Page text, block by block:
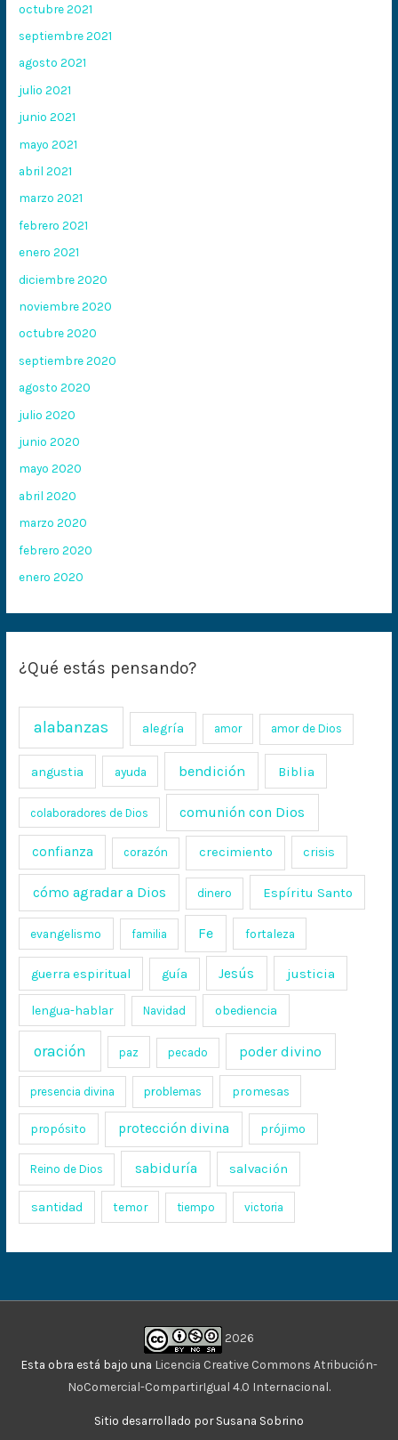
octubre 2021
septiembre 2021
agosto 2021
julio 2021
junio 2021
mayo 2021
abril 2021
marzo 2021
febrero 2021
enero 2021
diciembre 2020
noviembre 2020
octubre 2020
septiembre 2020
agosto 2020
julio 2020
junio 2020
mayo 2020
abril 2020
marzo 2020
febrero 2020
enero 2020
¿Qué estás pensando?
alabanzas alegría amor amor de Dios
angustia ayuda bendición Biblia
colaboradores de Dios comunión con Dios
confianza corazón crecimiento crisis
cómo agradar a Dios dinero Espíritu Santo
evangelismo familia Fe fortaleza
guerra espiritual guía Jesús justicia
lengua-hablar Navidad obediencia
oración paz pecado poder divino
presencia divina problemas promesas
propósito protección divina prójimo
Reino de Dios sabiduría salvación
santidad temor tiempo victoria
2026
Esta obra está bajo una Licencia Creative Commons Atribución-
NoComercial-CompartirIgual 4.0 Internacional.
Sitio desarrollado por Susana Sobrino